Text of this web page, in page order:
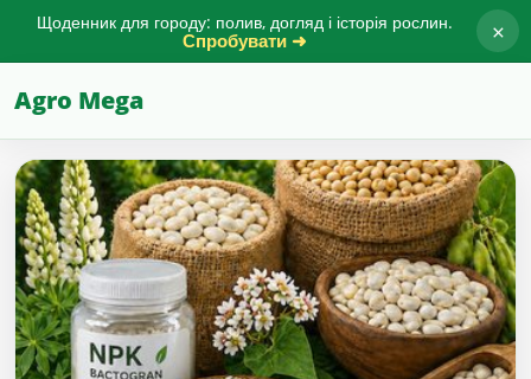
Щоденник для городу: полив, догляд і історія рослин.
Спробувати ➜ ×
Agro Mega